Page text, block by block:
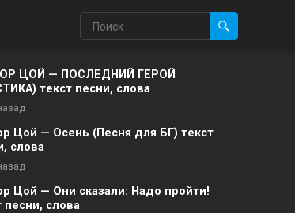
ЦОЙ — ПОСЛЕДНИЙ ГЕРОЙ
текст песни, слова
Цой — Осень (Песня для БГ) текст
слова
Цой — Они сказали: Надо пройти!
песни, слова